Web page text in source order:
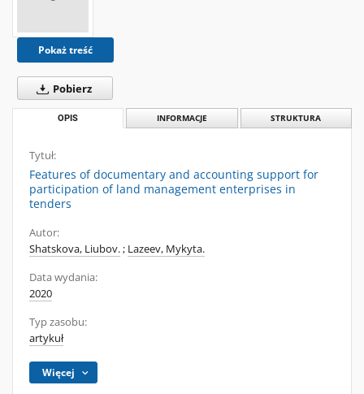
Pokaż treść
Pobierz
OPIS INFORMACJE STRUKTURA
Tytuł:
Features of documentary and accounting support for
participation of land management enterprises in
tenders
Autor:
Shatskova, Liubov.; Lazeev, Mykyta.
Data wydania:
2020
Typ zasobu:
artykuł
Więcej